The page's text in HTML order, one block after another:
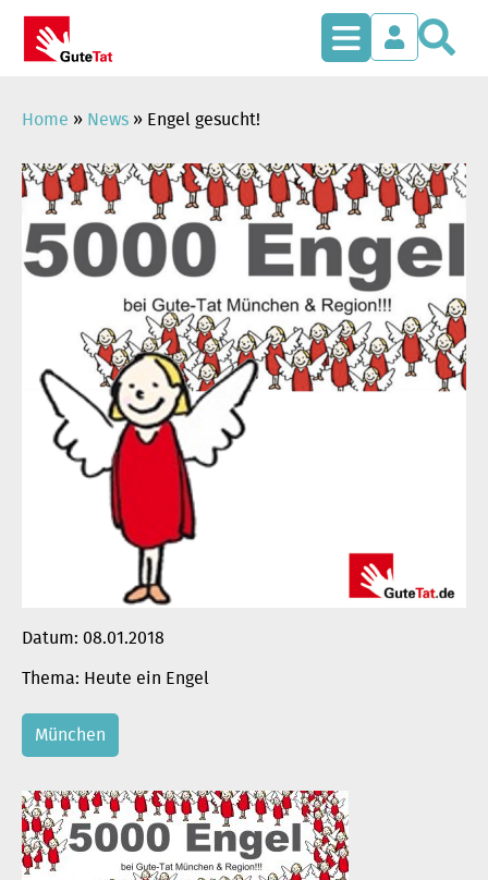
springen
Home » News » Engel gesucht!
Datum: 08.01.2018
Heute ein Engel
München